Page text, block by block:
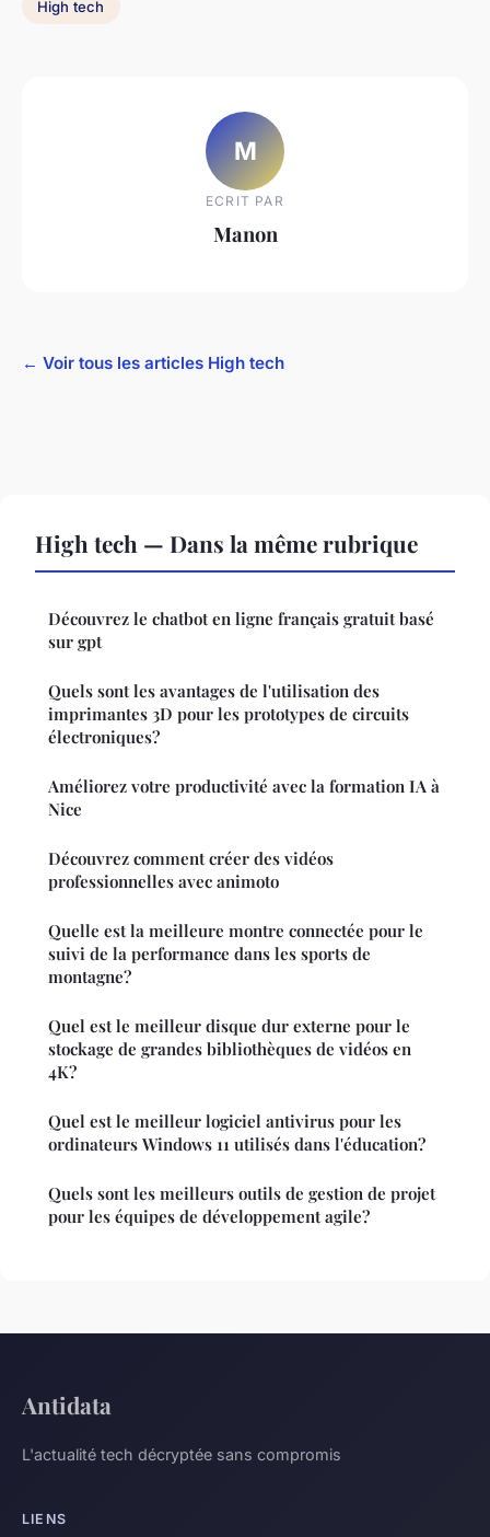
High tech
M
ECRIT PAR
Manon
← Voir tous les articles High tech
High tech — Dans la même rubrique
Découvrez le chatbot en ligne français gratuit basé
sur gpt
Quels sont les avantages de l'utilisation des
imprimantes 3D pour les prototypes de circuits
électroniques?
Améliorez votre productivité avec la formation IA à
Nice
Découvrez comment créer des vidéos
professionnelles avec animoto
Quelle est la meilleure montre connectée pour le
suivi de la performance dans les sports de
montagne?
Quel est le meilleur disque dur externe pour le
stockage de grandes bibliothèques de vidéos en
4K?
Quel est le meilleur logiciel antivirus pour les
ordinateurs Windows 11 utilisés dans l'éducation?
Quels sont les meilleurs outils de gestion de projet
pour les équipes de développement agile?
Antidata
L'actualité tech décryptée sans compromis
LIENS